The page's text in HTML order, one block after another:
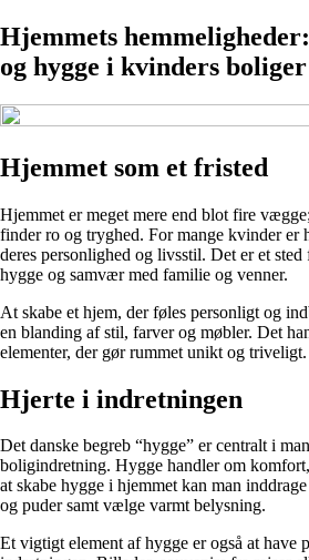
Hjemmets
og hygge i kvinders boliger
Hjemmet som et fristed
Hjemmet er meget mere end blot fire
finder ro og tryghed. For mange kvinder er
deres personlighed og livsstil. Det er et
hygge og samvær med familie og venner.
At skabe et hjem, der føles personligt og
en blanding af stil, farver og møbler. Det
elementer, der gør rummet unikt og triveligt.
Hjerte i indretningen
Det danske begreb “hygge” er centralt i
boligindretning. Hygge handler om
at skabe hygge i hjemmet kan man
og puder samt vælge varmt belysning.
Et vigtigt element af hygge er også at have